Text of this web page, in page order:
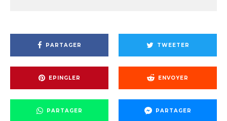
PARTAGER TWEETER
EPINGLER ENVOYER
PARTAGER PARTAGER